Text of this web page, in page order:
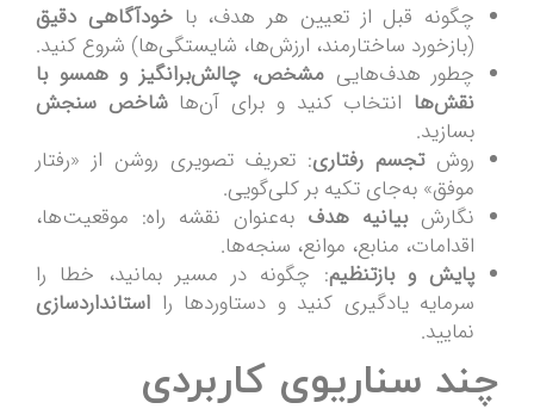
چگونه قبل از تعیین هر هدف، باخودآگاهی دقیق
(بازخورد ساختارمند، ارزش‌ها، شایستگی‌ها) شروع کنید.
چطور هدف‌هایی مشخص، چالش‌برانگیز و همسو با
نقش‌ها انتخاب کنید و برای آن‌هاشاخص سنجش
بسازید.
روشتجسم رفتاری: تعریف تصویری روشن از «رفتار
موفق» به‌جای تکیه بر کلی‌گویی.
نگارشبیانیه هدف به‌عنوان نقشه راه: موقعیت‌ها،
اقدامات، منابع، موانع، سنجه‌ها.
پایش و بازتنظیم: چگونه در مسیر بمانید، خطا را
سرمایه یادگیری کنید و دستاوردها را استانداردسازی
نمایید.
چند سناریوی کاربردی